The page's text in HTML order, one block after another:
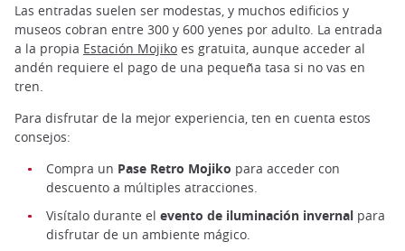
Las entradas suelen ser modestas, y muchos edificios y
museos cobran entre 300 y 600 yenes por adulto. La entrada
a la propia Estación Mojiko es gratuita, aunque acceder al
andén requiere el pago de una pequeña tasa si no vas en
tren.
Para disfrutar de la mejor experiencia, ten en cuenta estos
consejos:
Compra un Pase Retro Mojiko para acceder con
descuento a múltiples atracciones.
Visítalo durante el evento de iluminación invernal para
disfrutar de un ambiente mágico.